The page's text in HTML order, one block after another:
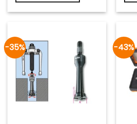
-35% -43%